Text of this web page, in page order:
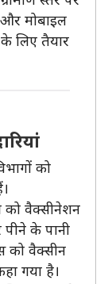
मोबाइल
लिए तैयार
को
को वैक्सीनेशन
के पानी
को वैक्सीन
गया है।